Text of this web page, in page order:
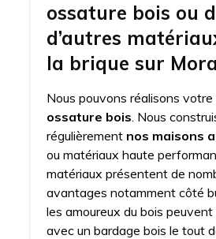
ossature bois ou
d’autres
la brique sur
Nous pouvons réalisons votre
ossature bois. Nous
régulièrement nos maisons
ou matériaux haute
matériaux présentent de
avantages notamment côté
les amoureux du bois
avec un bardage bois le tout